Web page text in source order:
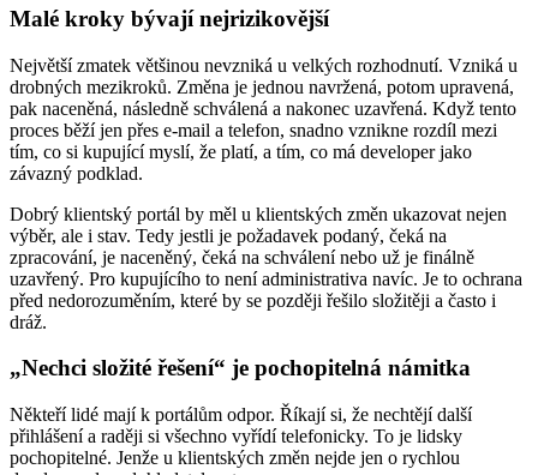
Malé kroky bývají nejrizikovější
Největší zmatek většinou nevzniká u velkých rozhodnutí. Vzniká u
drobných mezikroků. Změna je jednou navržená, potom upravená,
pak naceněná, následně schválená a nakonec uzavřená. Když tento
proces běží jen přes e-mail a telefon, snadno vznikne rozdíl mezi
tím, co si kupující myslí, že platí, a tím, co má developer jako
závazný podklad.
Dobrý klientský portál by měl u klientských změn ukazovat nejen
výběr, ale i stav. Tedy jestli je požadavek podaný, čeká na
zpracování, je naceněný, čeká na schválení nebo už je finálně
uzavřený. Pro kupujícího to není administrativa navíc. Je to ochrana
před nedorozuměním, které by se později řešilo složitěji a často i
dráž.
„Nechci složité řešení“ je pochopitelná námitka
Někteří lidé mají k portálům odpor. Říkají si, že nechtějí další
přihlášení a raději si všechno vyřídí telefonicky. To je lidsky
pochopitelné. Jenže u klientských změn nejde jen o rychlou